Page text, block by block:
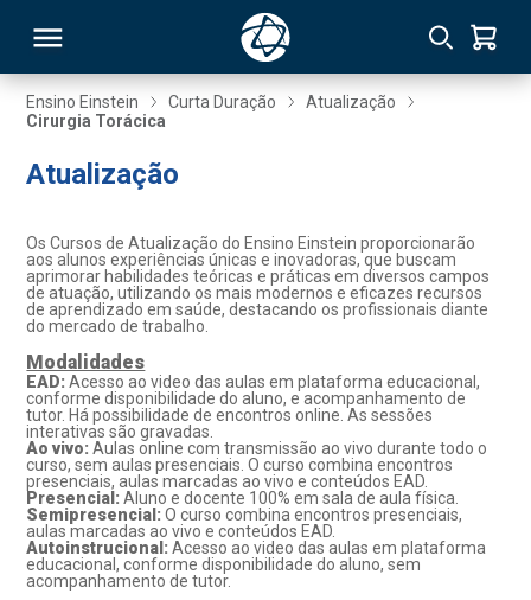
Ensino Einstein Curta Duração
Atualização
Cirurgia Torácica
Atualização
Os Cursos de Atualização do Ensino Einstein proporcionarão
aos alunos experiências únicas e inovadoras, que buscam
aprimorar habilidades teóricas e práticas em diversos campos
de atuação, utilizando os mais modernos e eficazes recursos
de aprendizado em saúde, destacando os profissionais diante
do mercado de trabalho.
Modalidades
EAD:Acesso ao video das aulas em plataforma educacional,
conforme disponibilidade do aluno, e acompanhamento de
tutor. Há possibilidade de encontros online. As sessões
interativas são gravadas.
Ao vivo: Aulas online com transmissão ao vivo durante todo o
curso, sem aulas presenciais. O curso combina encontros
presenciais, aulas marcadas ao vivo e conteúdos EAD.
Presencial:Aluno e docente 100% em sala de aula física.
Semipresencial:O curso combina encontros presenciais,
aulas marcadas ao vivo e conteúdos EAD.
Autoinstrucional:Acesso ao video das aulas em plataforma
educacional, conforme disponibilidade do aluno, sem
acompanhamento de tutor.